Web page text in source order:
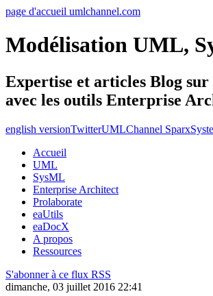
page d'accueil umlchannel.com
Modélisation UML,
Expertise et articles Blog
avec les outils Enterprise
english versionTwitterUMLChannel
Accueil
UML
SysML
Enterprise Architect
Prolaborate
eaUtils
eaDocX
A propos
Ressources
S'abonner à ce flux RSS
dimanche, 03 juillet 2016 22:41